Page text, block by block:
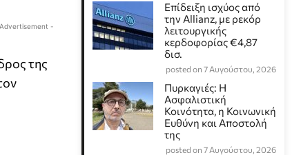
-
της
Επίδειξη ισχύος από
την Allianz, με ρεκόρ
λειτουργικής
κερδοφορίας €4,87
δισ.
posted on 7 Αυγούστου, 2026
Πυρκαγιές: Η
Ασφαλιστική
Κοινότητα, η Κοινωνική
Ευθύνη και Αποστολή
της
posted on 7 Αυγούστου, 2026